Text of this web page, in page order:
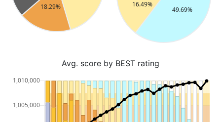
Avg. score by BEST rating